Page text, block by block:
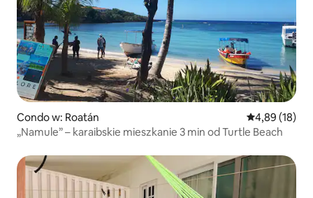
Condo w: Roatán Średnia
4,89 (18)
„Namule” – karaibskie mieszkanie 3 min od Turtle Beach